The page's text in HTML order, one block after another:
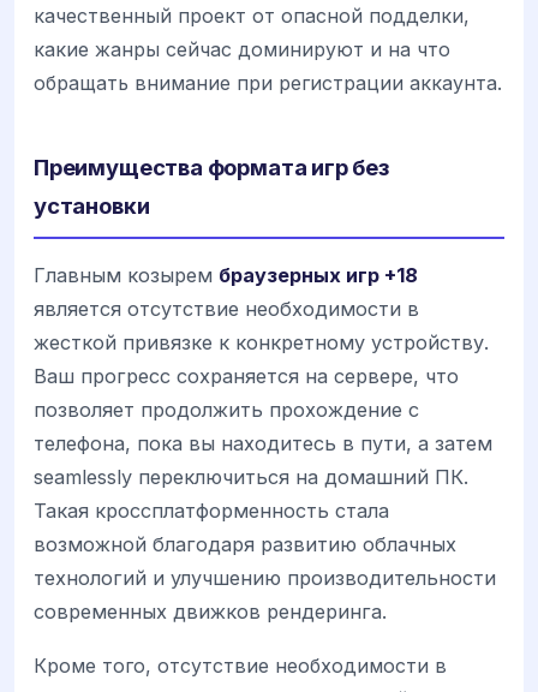
качественный проект от опасной подделки,
какие жанры сейчас доминируют и на что
обращать внимание при регистрации аккаунта.
Преимущества формата игр без
установки
Главным козырем браузерных игр +18
является отсутствие необходимости в
жесткой привязке к конкретному устройству.
Ваш прогресс сохраняется на сервере, что
позволяет продолжить прохождение с
телефона, пока вы находитесь в пути, а затем
seamlessly переключиться на домашний ПК.
Такая кроссплатформенность стала
возможной благодаря развитию облачных
технологий и улучшению производительности
современных движков рендеринга.
Кроме того, отсутствие необходимости в